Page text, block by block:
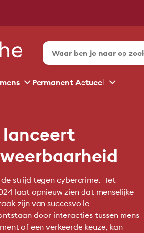
Permanent Actueel
lanceert
de strijd tegen cybercrime. Het
laat opnieuw zien dat menselijke
zijn van succesvolle
door interacties tussen mens
of een verkeerde keuze, kan